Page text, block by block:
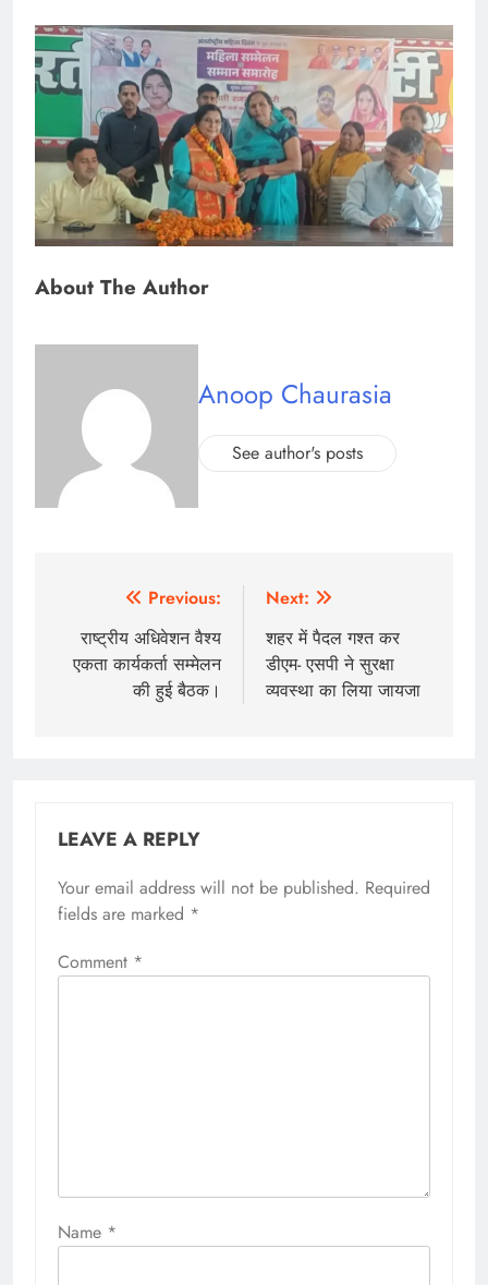
About The Author
Anoop Chaurasia
See author's posts
navigation
Previous:
राष्ट्रीय अधिवेशन वैश्य
एकता कार्यकर्ता सम्मेलन
की हुई बैठक।
Next:
शहर में पैदल गश्त कर
डीएम- एसपी ने सुरक्षा
व्यवस्था का लिया जायजा
LEAVE A REPLY
Your email address will not be published. Required
fields are marked *
Comment *
Name *